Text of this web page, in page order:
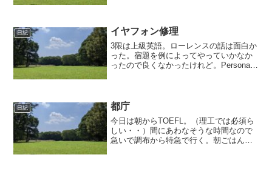
日紀 イヤフォン修理
3限は上級英語。ローレンスの話は面白か
った。宿題を例によってやっていかなか
ったので良くなかったけれど。Personal
日紀 都庁
今日は朝からTOEFL。（理工では必須ら
しい・・）間にあわなそうな時間なので
急いで調布から特急で行く。朝ごはんは